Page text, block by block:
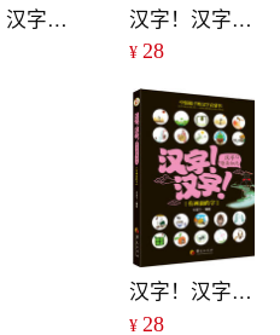
汉字！汉字！汉字原来如此:有生命的字 汉字！汉字！汉字原来如此:有故事的字
¥ 28
汉字！汉字！汉字原来如此:有画面的字
¥ 28